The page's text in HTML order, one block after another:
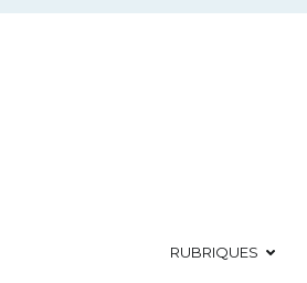
Aller
RUBRIQUES